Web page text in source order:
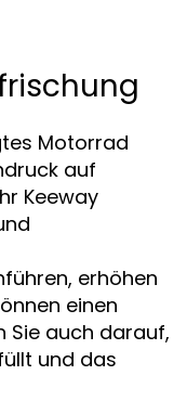
Motorrad
auf
Keeway
erhöhen
einen
Sie auch darauf,
und das